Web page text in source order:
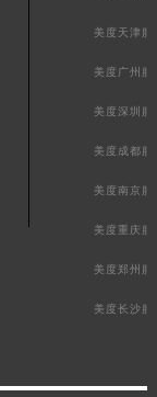
美度天津服
美度广州服
美度深圳服
美度成都服
美度南京服
美度重庆服
美度郑州服
美度长沙服